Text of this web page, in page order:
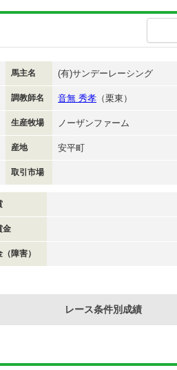
馬主名 (有)サンデーレーシング
調教師名 音無 秀孝 （栗東）
生産牧場 ノーザンファーム
産地 安平町
取引市場
金
障害）
レース条件別成績